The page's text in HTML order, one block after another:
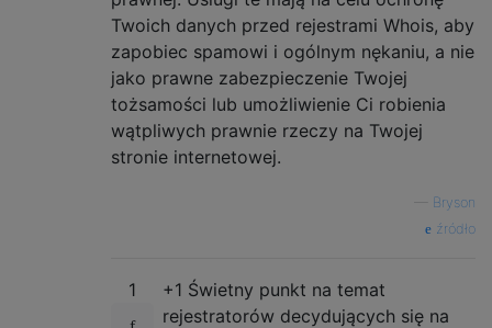
Twoich danych przed rejestrami Whois, aby
zapobiec spamowi i ogólnym nękaniu, a nie
jako prawne zabezpieczenie Twojej
tożsamości lub umożliwienie Ci robienia
wątpliwych prawnie rzeczy na Twojej
stronie internetowej.
Bryson
źródło
1
+1 Świetny punkt na temat
rejestratorów decydujących się na